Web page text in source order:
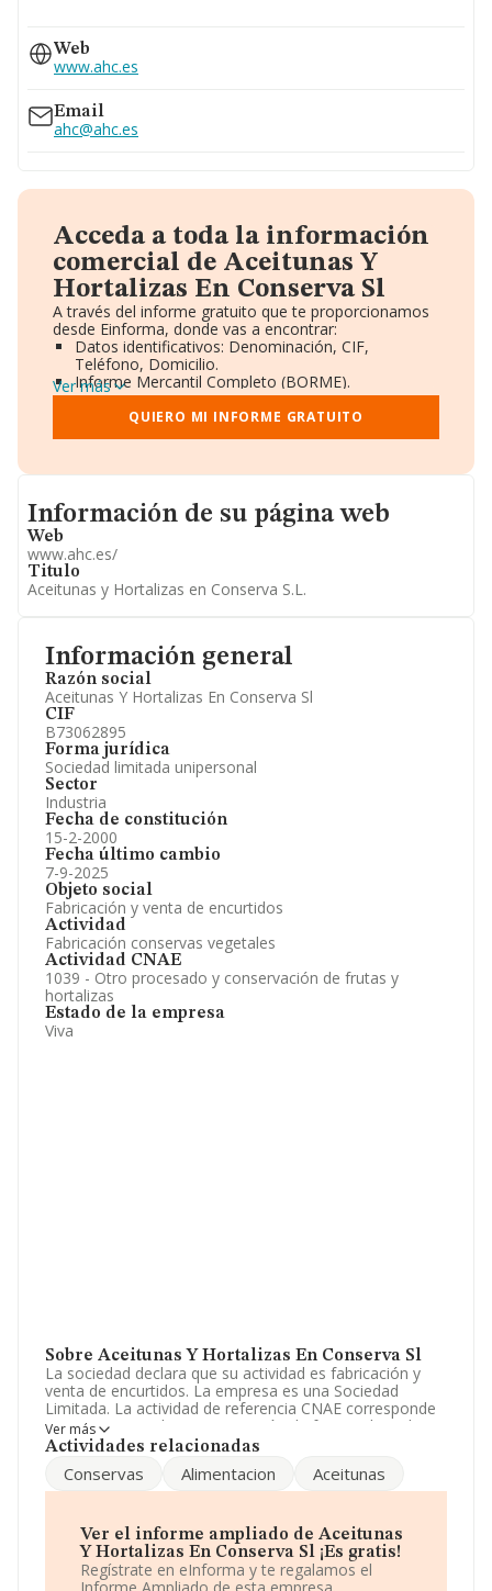
Información general
Razón social
Aceitunas Y Hortalizas En Conserva Sl
CIF
B73062895
Forma jurídica
Sociedad limitada unipersonal
Sector
Industria
Fecha de constitución
15-2-2000
Fecha último cambio
7-9-2025
Objeto social
Fabricación y venta de encurtidos
Actividad
Fabricación conservas vegetales
Actividad CNAE
1039 - Otro procesado y conservación de frutas y
hortalizas
Estado de la empresa
Viva
Sobre Aceitunas Y Hortalizas En Conserva Sl
La sociedad declara que su actividad es fabricación y
venta de encurtidos. La empresa es una Sociedad
Limitada. La actividad de referencia CNAE corresponde
a 'Otro procesado y conservación de frutas y hortalizas',
cuyo Código es 1039. La compañía es importadora y
Los empleados se han reducido un 8% y atendiendo a
empleados de la compañía ha estado por debajo de la
media de sector.
Dentro del ranking de empresas elaborado por
Ver más
Actividades relacionadas
Conservas Alimentacion Aceitunas
Ver el informe ampliado de Aceitunas
Y Hortalizas En Conserva Sl ¡Es gratis!
Regístrate en eInforma y te regalamos el
868457922
Web
www.ahc.es
Email
ahc@ahc.es
Acceda a toda la información
comercial de Aceitunas Y
Hortalizas En Conserva Sl
A través del informe gratuito que te proporcionamos
desde Einforma, donde vas a encontrar:
Datos identificativos: Denominación, CIF,
Teléfono, Domicilio.
Informe Mercantil Completo (BORME).
Gráficos de Evolución Ventas y Empleados.
Consejo de Administración y Administradores.
Directivos y Ejecutivos.
Información oficial y registral complementaria.
Ver más
QUIERO MI INFORME GRATUITO
Informacion de su página web
Información de su página web
Web
www.ahc.es/
Titulo
Aceitunas y Hortalizas en Conserva S.L.